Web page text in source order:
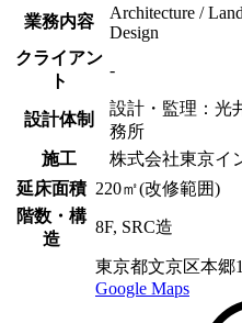
業務内容
Architecture /
Design
クライアン
ト
-
設計体制
設計・監理：光
務所
施工
株式会社東京イ
延床面積 220㎡(改修範囲)
階数・構
造
8F, SRC造
東京都文京区本郷
Google Maps